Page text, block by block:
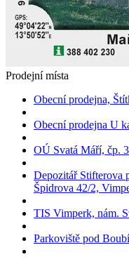
Prodejní místa
Obecní prodejna,
Obecní prodejna U
OÚ Svatá Máří, čp.
Depozitář Stifterova
Špidrova 42/2,
TIS Vimperk, nám.
Parkoviště pod